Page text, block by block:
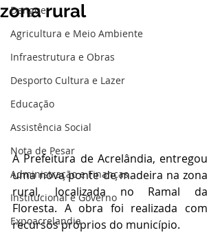
Dengue
Agricultura e Meio Ambiente
Infraestrutura e Obras
Desporto Cultura e Lazer
Educação
Assistência Social
Nota de Pesar
Administração e Finanças
Institucional e Governo
Expoacrelandia
zona rural
A Prefeitura de Acrelândia, entregou
uma nova ponte de madeira na zona
rural, localizada no Ramal da
Floresta. A obra foi realizada com
recursos próprios do município.